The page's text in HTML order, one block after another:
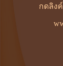
กดลิงค์